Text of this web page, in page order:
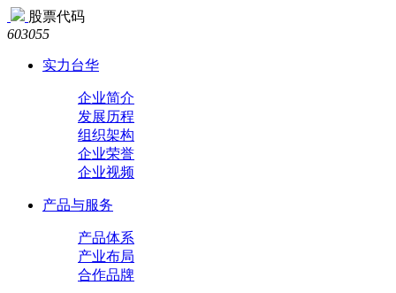
股票代码
603055
实力台华
企业简介
发展历程
组织架构
企业荣誉
企业视频
产品与服务
产品体系
产业布局
合作品牌